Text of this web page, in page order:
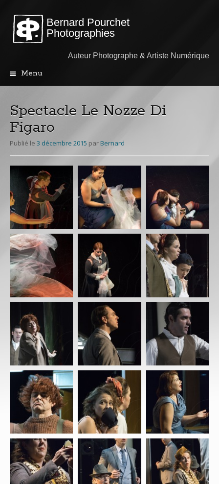
Bernard Pourchet
Photographies
Auteur Photographe & Artiste Numérique
Menu
principal
Spectacle Le Nozze Di
Figaro
Publié le 3 décembre 2015 parBernard